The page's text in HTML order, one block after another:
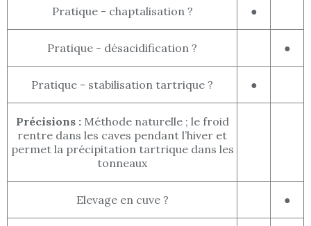
Pratique - chaptalisation ? ●
Pratique - désacidification ? ●
Pratique - stabilisation tartrique ? ●
Précisions :Méthode naturelle ; le froid
rentre dans les caves pendant l’hiver et
permet la précipitation tartrique dans les
tonneaux
Elevage en cuve ? ●